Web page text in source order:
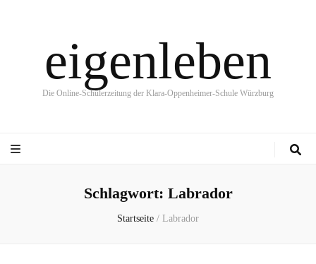
eigenleben
Die Online-Schülerzeitung der Klara-Oppenheimer-Schule Würzburg
Schlagwort: Labrador
Startseite / Labrador